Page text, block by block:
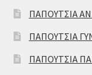
ΠΑΠΟΥΤΣΙΑ
ΠΑΠΟΥΤΣΙΑ
ΠΑΠΟΥΤΣΙΑ